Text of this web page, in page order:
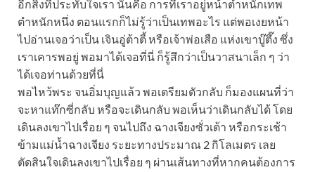
อีกสิ่งที่ประทับใจเรา นั่นคือ การที่เราอยู่หน้าตำหนักเทพ
ตำหนักหนึ่ง ตอนแรกก็ไม่รู้ว่าเป็นเทพอะไร แต่พอเงยหน้า
ไปอ่านเจอว่าเป็น เจินอู่ต้าตี้ หรือเจ้าพ่อเสือ แห่งเขาบู๊ตึ๊ง ซึ่ง
เราเคารพอยู่ พอมาได้เจอที่นี่ ก็รู้สึกว่าเป็นวาสนาเล็ก ๆ ว่า
ได้เจอท่านด้วยที่นี่
พอไหว้พระ จนอิ่มบุญแล้ว พอเตรียมตัวกลับ ก็มองแผนที่ว่า
จะหาแท๊กซี่กลับ หรือจะเดินกลับ พอเห็นว่าเดินกลับได้ โดย
เดินลงเขาไปเรื่อย ๆ จนไปถึง ฉางเจียงซั่วเต้า หรือกระเช้า
ข้ามแม่น้ำฉางเจียง ระยะทางประมาณ 2 กิโลเมตร เลย
ตัดสินใจเดินลงเขาไปเรื่อย ๆ ผ่านเส้นทางที่หากคนต้องการ